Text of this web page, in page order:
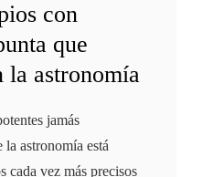
con
que
la astronomía
jamás
astronomía está
cada vez más precisos